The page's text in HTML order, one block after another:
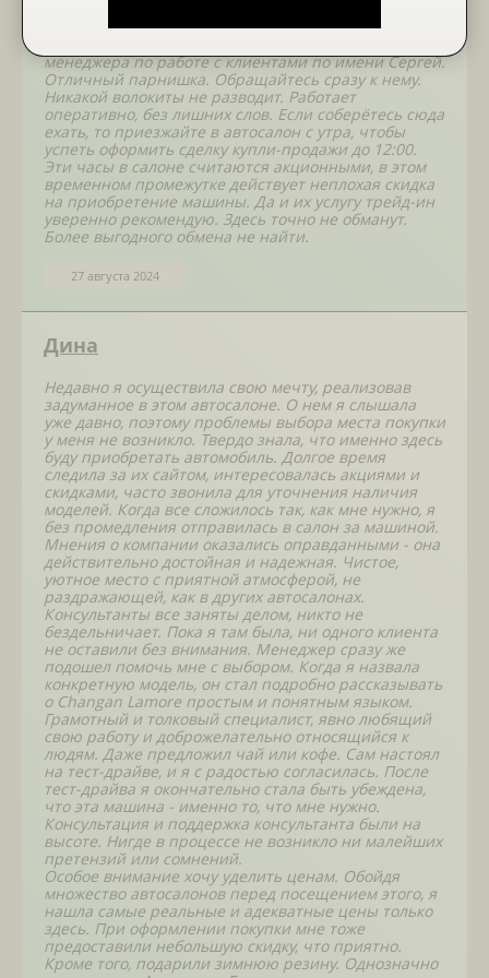
консультаций и оценки моего старого автомобиля.
менеджера по работе с клиентами по имени Сергей.
Отличный парнишка. Обращайтесь сразу к нему.
Никакой волокиты не разводит. Работает
оперативно, без лишних слов. Если соберётесь сюда
ехать, то приезжайте в автосалон с утра, чтобы
успеть оформить сделку купли-продажи до 12:00.
Эти часы в салоне считаются акционными, в этом
временном промежутке действует неплохая скидка
на приобретение машины. Да и их услугу трейд-ин
уверенно рекомендую. Здесь точно не обманут.
Более выгодного обмена не найти.
27 августа 2024
Дина
Недавно я осуществила свою мечту, реализовав
задуманное в этом автосалоне. О нем я слышала
уже давно, поэтому проблемы выбора места покупки
у меня не возникло. Твердо знала, что именно здесь
буду приобретать автомобиль. Долгое время
следила за их сайтом, интересовалась акциями и
скидками, часто звонила для уточнения наличия
моделей. Когда все сложилось так, как мне нужно, я
без промедления отправилась в салон за машиной.
Мнения о компании оказались оправданными - она
действительно достойная и надежная. Чистое,
уютное место с приятной атмосферой, не
раздражающей, как в других автосалонах.
Консультанты все заняты делом, никто не
бездельничает. Пока я там была, ни одного клиента
не оставили без внимания. Менеджер сразу же
подошел помочь мне с выбором. Когда я назвала
конкретную модель, он стал подробно рассказывать
о Changan Lamore простым и понятным языком.
Грамотный и толковый специалист, явно любящий
свою работу и доброжелательно относящийся к
людям. Даже предложил чай или кофе. Сам настоял
на тест-драйве, и я с радостью согласилась. После
тест-драйва я окончательно стала быть убеждена,
что эта машина - именно то, что мне нужно.
Консультация и поддержка консультанта были на
высоте. Нигде в процессе не возникло ни малейших
претензий или сомнений.
Особое внимание хочу уделить ценам. Обойдя
множество автосалонов перед посещением этого, я
нашла самые реальные и адекватные цены только
здесь. При оформлении покупки мне тоже
предоставили небольшую скидку, что приятно.
Кроме того, подарили зимнюю резину. Однозначно